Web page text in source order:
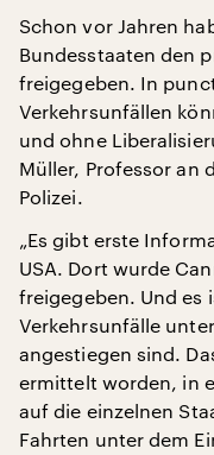
Schon vor Jahren
Bundesstaaten den
freigegeben. In
Verkehrsunfällen
und ohne
Müller, Professor an
Polizei.
„Es gibt erste
USA. Dort wurde
freigegeben. Und es
Verkehrsunfälle
angestiegen sind.
ermittelt worden, in
auf die einzelnen
Fahrten unter dem